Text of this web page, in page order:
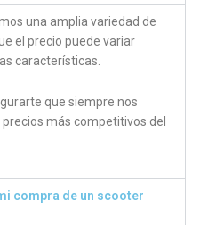
una amplia variedad de
el precio puede variar
características.
que siempre nos
más competitivos del
compra de un scooter